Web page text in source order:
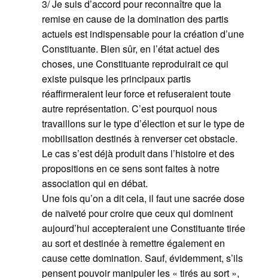
3/ Je suis d’accord pour reconnaître que la
remise en cause de la domination des partis
actuels est indispensable pour la création d’une
Constituante. Bien sûr, en l’état actuel des
choses, une Constituante reproduirait ce qui
existe puisque les principaux partis
réaffirmeraient leur force et refuseraient toute
autre représentation. C’est pourquoi nous
travaillons sur le type d’élection et sur le type de
mobilisation destinés à renverser cet obstacle.
Le cas s’est déjà produit dans l’histoire et des
propositions en ce sens sont faites à notre
association qui en débat.
Une fois qu’on a dit cela, il faut une sacrée dose
de naïveté pour croire que ceux qui dominent
aujourd’hui accepteraient une Constituante tirée
au sort et destinée à remettre également en
cause cette domination. Sauf, évidemment, s’ils
pensent pouvoir manipuler les « tirés au sort »,